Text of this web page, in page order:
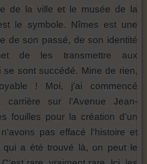
de la ville et le musée de la
le symbole. Nîmes est une
de son passé, de son identité
de les transmettre aux
se sont succédé. Mine de rien,
! Moi, j'ai commencé
carrière sur l’Avenue Jean-
fouilles pour la création d’un
pas effacé l'histoire et
qui a été trouvé là, on peut le